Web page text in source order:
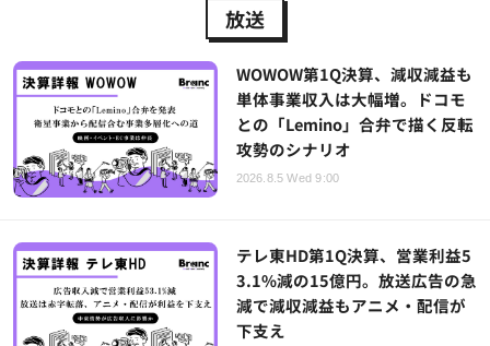
放送
WOWOW第1Q決算、減収減益も
単体事業収入は大幅増。ドコモ
との「Lemino」合弁で描く反転
攻勢のシナリオ
2026.8.5 Wed 9:00
テレ東HD第1Q決算、営業利益5
3.1%減の15億円。放送広告の急
減で減収減益もアニメ・配信が
下支え